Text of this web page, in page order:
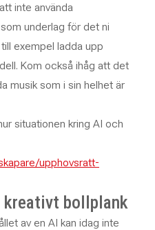
inte använda
underlag för det ni
exempel ladda upp
Kom också ihåg att det
musik som i sin helhet är
situationen kring AI och
upphovsratt-
kreativt bollplank
av en AI kan idag inte